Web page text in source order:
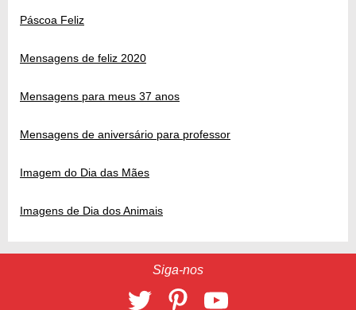
Páscoa Feliz
Mensagens de feliz 2020
Mensagens para meus 37 anos
Mensagens de aniversário para professor
Imagem do Dia das Mães
Imagens de Dia dos Animais
Siga-nos